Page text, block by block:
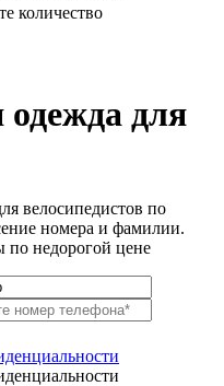
количество
одежда для
велосипедистов по
номера и фамилии.
по недорогой цене